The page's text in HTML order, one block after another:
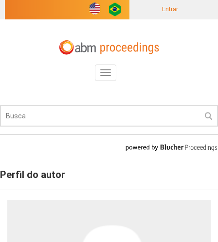
Entrar
Toggle
navigation
Perfil do autor